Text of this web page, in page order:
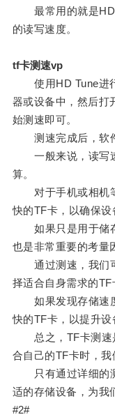
最常用的就是HD
的读写速度。
tf卡测速vp
使用HD Tune进行
器或设备中，然后打
始测速即可。
测速完成后，软件
一般来说，读写速
算。
对于手机或相机等
快的TF卡，以确保设
如果只是用于储存
也是非常重要的考量
通过测速，我们可
择适合自身需求的TF
如果发现存储速度
快的TF卡，以提升设
总之，TF卡测速
合自己的TF卡时，我
只有通过详细的测
适的存储设备，为我
#2#